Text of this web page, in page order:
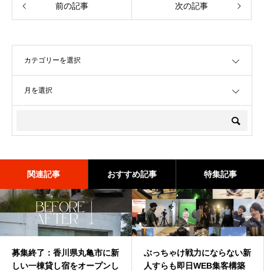
前の記事 次の記事
関連記事 おすすめ記事 特集記事
募集終了：香川県丸亀市に新
しい一棟貸し宿をオープンし
ぶっちゃけ戦力にならない新
人すらも即日WEB集客構築
深作浩一郎(ふかさくこうい
ちろう)とは誰？自己紹介し
バターコーヒーは効果なし？
バターコーヒーの世界一簡単